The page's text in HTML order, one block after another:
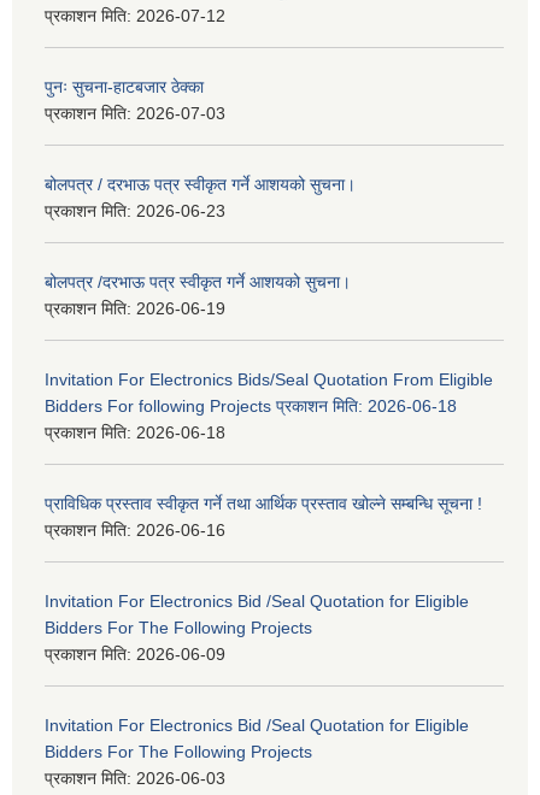
प्रकाशन मिति: 2026-07-12
पुनः सुचना-हाटबजार ठेक्का
प्रकाशन मिति: 2026-07-03
बोलपत्र / दरभाऊ पत्र स्वीकृत गर्ने आशयको सुचना।
प्रकाशन मिति: 2026-06-23
बोलपत्र /दरभाऊ पत्र स्वीकृत गर्ने आशयको सुचना।
प्रकाशन मिति: 2026-06-19
Invitation For Electronics Bids/Seal Quotation From Eligible
Bidders For following Projects प्रकाशन मिति: 2026-06-18
प्रकाशन मिति: 2026-06-18
प्राविधिक प्रस्ताव स्वीकृत गर्ने तथा आर्थिक प्रस्ताव खोल्ने सम्बन्धि सूचना !
प्रकाशन मिति: 2026-06-16
Invitation For Electronics Bid /Seal Quotation for Eligible
Bidders For The Following Projects
प्रकाशन मिति: 2026-06-09
Invitation For Electronics Bid /Seal Quotation for Eligible
Bidders For The Following Projects
प्रकाशन मिति: 2026-06-03